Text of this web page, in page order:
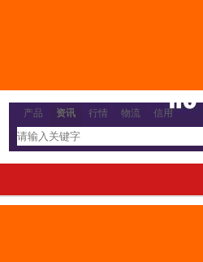
产品 资讯 行情 物流 信用